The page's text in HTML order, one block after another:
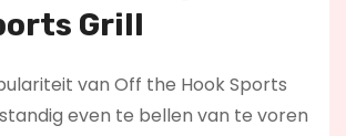
Grill
van Off the Hook Sports
even te bellen van te voren